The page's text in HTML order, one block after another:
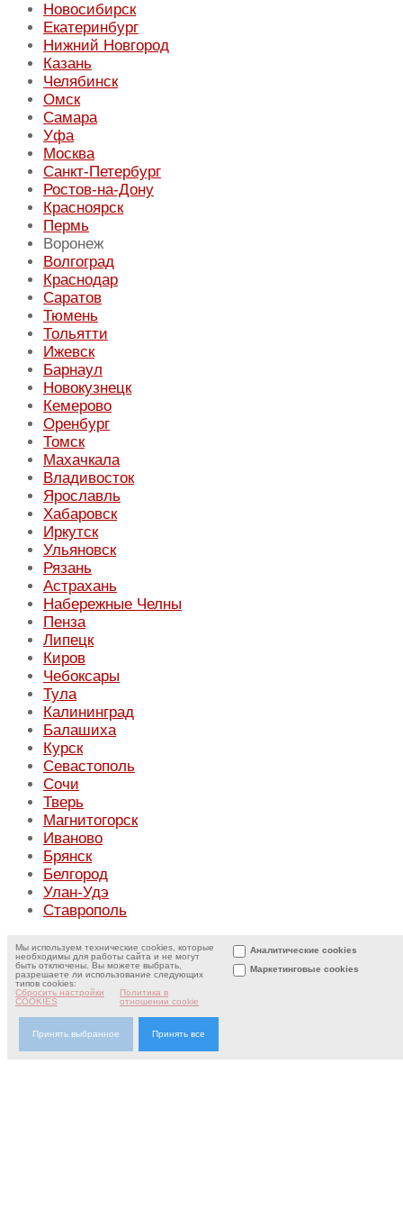
Новосибирск
Екатеринбург
Нижний Новгород
Казань
Челябинск
Омск
Самара
Уфа
Москва
Санкт-Петербург
Ростов-на-Дону
Красноярск
Пермь
Воронеж
Волгоград
Краснодар
Саратов
Тюмень
Тольятти
Ижевск
Барнаул
Новокузнецк
Кемерово
Оренбург
Томск
Махачкала
Владивосток
Ярославль
Хабаровск
Иркутск
Ульяновск
Рязань
Астрахань
Набережные Челны
Пенза
Липецк
Киров
Чебоксары
Тула
Калининград
Балашиха
Курск
Севастополь
Сочи
Тверь
Магнитогорск
Иваново
Брянск
Белгород
Улан-Удэ
Ставрополь
Мы используем технические cookies, которые
необходимы для работы сайта и не могут
быть отключены. Вы можете выбрать,
разрешаете ли использование следующих
типов cookies:
Сбросить настройки
COOKIES
Политика в
отношении cookie
Аналитические cookies
Маркетинговые cookies
Принять выбранное Принять все